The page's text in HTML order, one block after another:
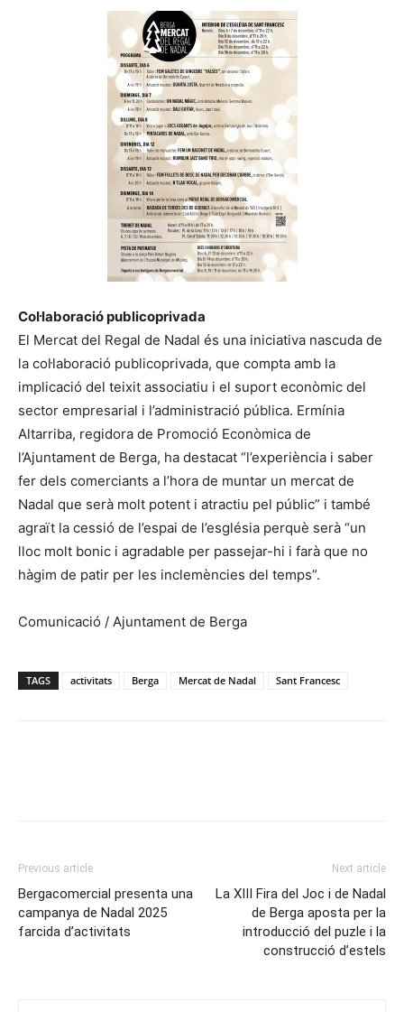
Col·laboració publicoprivada
El Mercat del Regal de Nadal és una iniciativa nascuda de
la col·laboració publicoprivada, que compta amb la
implicació del teixit associatiu i el suport econòmic del
sector empresarial i l’administració pública. Ermínia
Altarriba, regidora de Promoció Econòmica de
l’Ajuntament de Berga, ha destacat “l’experiència i saber
fer dels comerciants a l’hora de muntar un mercat de
Nadal que serà molt potent i atractiu pel públic” i també
agraït la cessió de l’espai de l’església perquè serà “un
lloc molt bonic i agradable per passejar-hi i farà que no
hàgim de patir per les inclemències del temps”.
Comunicació / Ajuntament de Berga
TAGS activitats Berga Mercat de Nadal Sant Francesc
Previous article
Bergacomercial presenta una
campanya de Nadal 2025
farcida d’activitats
Next article
La XIII Fira del Joc i de Nadal
de Berga aposta per la
introducció del puzle i la
construcció d’estels